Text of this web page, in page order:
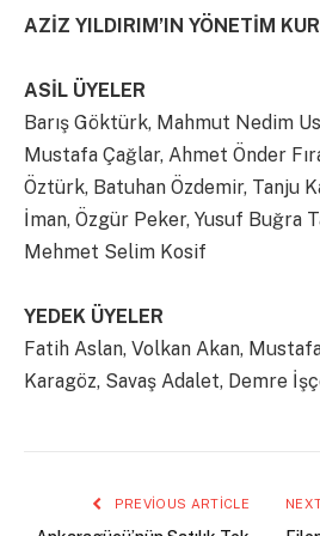
AZİZ YILDIRIM’IN YÖNETİM
ASİL ÜYELER
Barış Göktürk, Mahmut Nedim
Mustafa Çağlar, Ahmet Önder
Öztürk, Batuhan Özdemir, Tanju
İman, Özgür Peker, Yusuf Buğra
Mehmet Selim Kosif
YEDEK ÜYELER
Fatih Aslan, Volkan Akan,
Karagöz, Savaş Adalet, Demre
PREVIOUS ARTICLE